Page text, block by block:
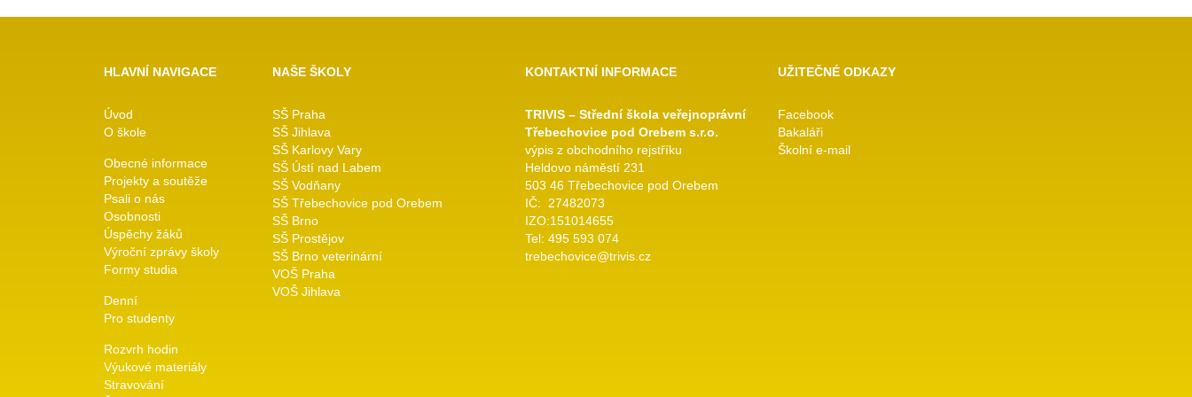
HLAVNÍ NAVIGACE
Úvod
O škole
Obecné informace
Projekty a soutěže
Psali o nás
Osobnosti
Úspěchy žáků
Výroční zprávy školy
Formy studia
Denní
Pro studenty
Rozvrh hodin
Výukové materiály
Stravování
NAŠE ŠKOLY
SŠ Praha
SŠ Jihlava
SŠ Karlovy Vary
SŠ Ústí nad Labem
SŠ Vodňany
SŠ Třebechovice pod Orebem
SŠ Brno
SŠ Prostějov
SŠ Brno veterinární
VOŠ Praha
VOŠ Jihlava
KONTAKTNÍ INFORMACE
TRIVIS – Střední škola veřejnoprávní
Třebechovice pod Orebem s.r.o.
výpis z obchodního rejstříku
Heldovo náměstí 231
503 46 Třebechovice pod Orebem
IČ: 27482073
IZO:151014655
Tel: 495 593 074
trebechovice@trivis.cz
UŽITEČNÉ ODKAZY
Facebook
Bakaláři
Školní e-mail